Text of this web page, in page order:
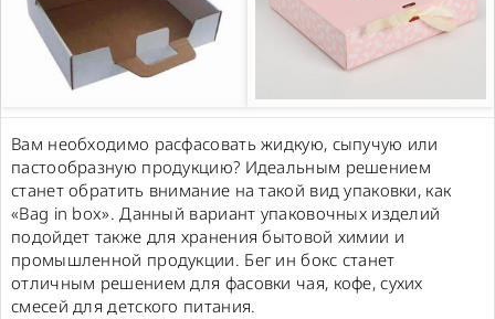
Вам необходимо расфасовать жидкую, сыпучую или
пастообразную продукцию? Идеальным решением
станет обратить внимание на такой вид упаковки, как
«Bag in box». Данный вариант упаковочных изделий
подойдет также для хранения бытовой химии и
промышленной продукции. Бег ин бокс станет
отличным решением для фасовки чая, кофе, сухих
смесей для детского питания.